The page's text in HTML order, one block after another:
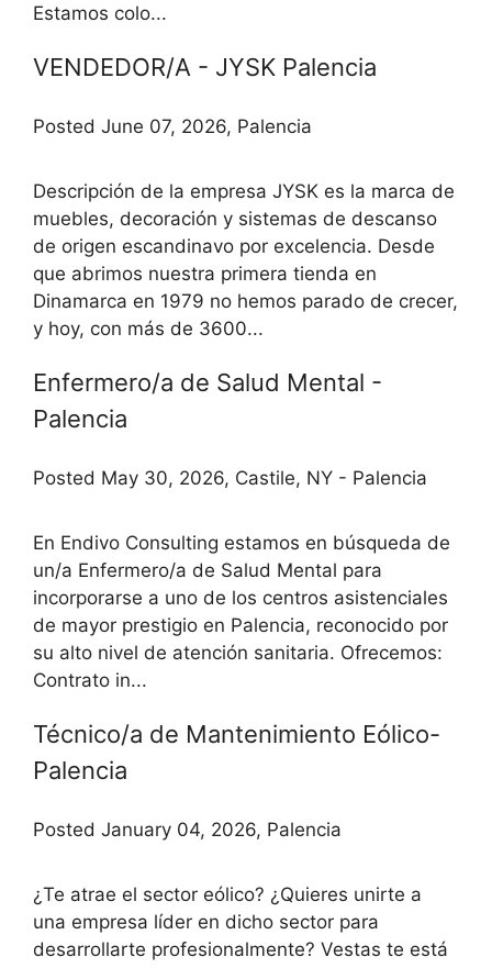
Estamos colo...
VENDEDOR/A - JYSK Palencia
Posted June 07, 2026, Palencia
Descripción de la empresa JYSK es la marca de
muebles, decoración y sistemas de descanso
de origen escandinavo por excelencia. Desde
que abrimos nuestra primera tienda en
Dinamarca en 1979 no hemos parado de crecer,
y hoy, con más de 3600...
Enfermero/a de Salud Mental -
Palencia
Posted May 30, 2026, Castile, NY - Palencia
En Endivo Consulting estamos en búsqueda de
un/a Enfermero/a de Salud Mental para
incorporarse a uno de los centros asistenciales
de mayor prestigio en Palencia, reconocido por
su alto nivel de atención sanitaria. Ofrecemos:
Contrato in...
Técnico/a de Mantenimiento Eólico-
Palencia
Posted January 04, 2026, Palencia
¿Te atrae el sector eólico? ¿Quieres unirte a
una empresa líder en dicho sector para
desarrollarte profesionalmente? Vestas te está